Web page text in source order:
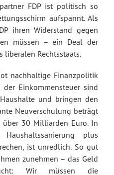
FDP ist politisch so
aufspannt. Als
ihren Widerstand gegen
müssen – ein Deal der
liberalen Rechtsstaats.
nachhaltige Finanzpolitik
Einkommensteuer sind
und bringen den
Neuverschulung beträgt
30 Milliarden Euro. In
plus
ist unredlich. So gut
zunehmen – das Geld
Wir müssen die